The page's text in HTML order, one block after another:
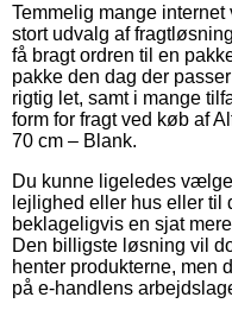
Temmelig mange
stort udvalg af
få bragt ordren til en
pakke den dag der
rigtig let, samt i mange
form for fragt ved køb af
70 cm – Blank.
Du kunne ligeledes
lejlighed eller hus eller til
beklageligvis en sjat
Den billigste løsning vil
henter produkterne, men
på e-handlens